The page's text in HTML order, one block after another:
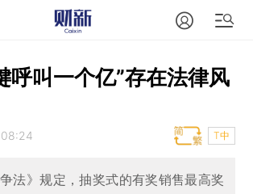
呼叫一个亿”存在法律风
T中
争法》规定，抽奖式的有奖销售最高奖